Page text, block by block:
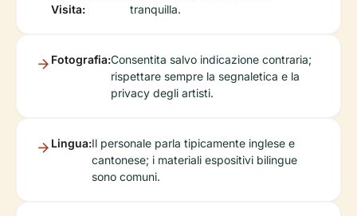
Visita:
tranquilla.
Fotografia:Consentita salvo indicazione contraria;
rispettare sempre la segnaletica e la
privacy degli artisti.
Lingua:Il personale parla tipicamente inglese e
cantonese; i materiali espositivi bilingue
sono comuni.